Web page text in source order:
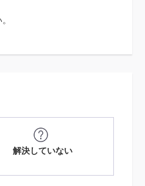
解決していない